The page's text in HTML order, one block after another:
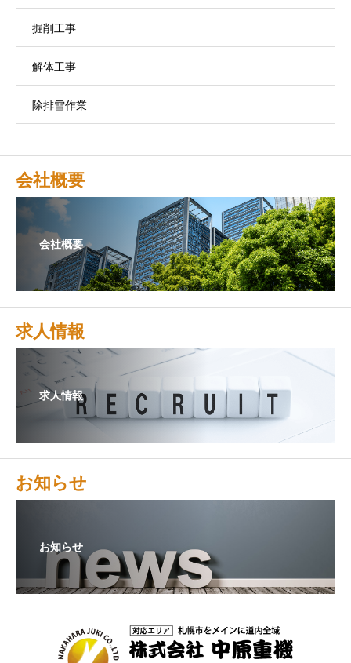
掘削工事
解体工事
除排雪作業
会社概要
会社概要
求人情報
求人情報
お知らせ
お知らせ